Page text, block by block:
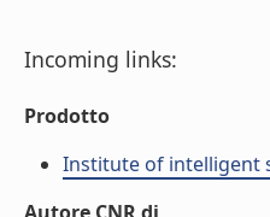
Incoming links:
Prodotto
Institute of intelligent